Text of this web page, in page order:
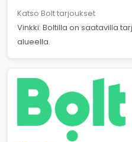
Katso Bolt tarjoukset
Vinkki: Boltilla on saatavilla
alueella.